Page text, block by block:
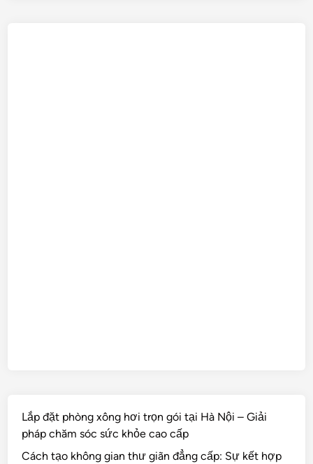
Lắp đặt phòng xông hơi trọn gói tại Hà Nội – Giải
pháp chăm sóc sức khỏe cao cấp
Cách tạo không gian thư giãn đẳng cấp: Sự kết hợp